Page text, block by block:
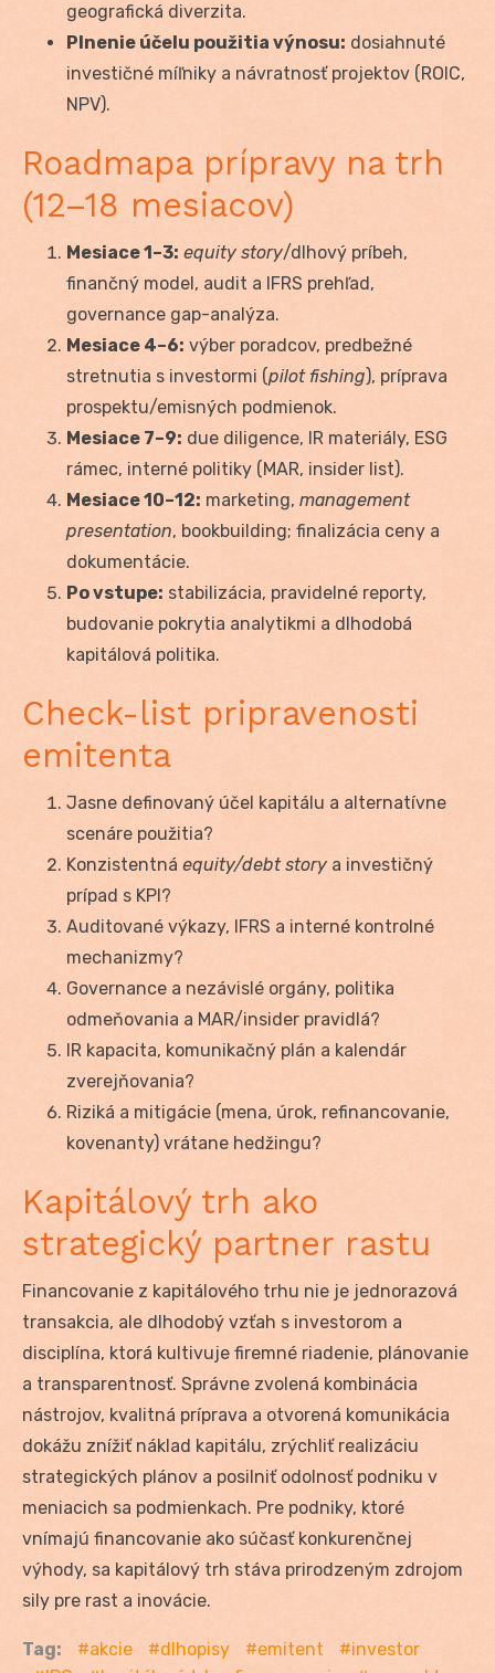
geografická diverzita.
Plnenie účelu použitia výnosu: dosiahnuté
investičné míľniky a návratnosť projektov (ROIC,
NPV).
Roadmapa prípravy na trh
(12–18 mesiacov)
Mesiace 1–3: equity story/dlhový príbeh,
finančný model, audit a IFRS prehľad,
governance gap-analýza.
Mesiace 4–6: výber poradcov, predbežné
stretnutia s investormi (pilot fishing), príprava
prospektu/emisných podmienok.
Mesiace 7–9: due diligence, IR materiály, ESG
rámec, interné politiky (MAR, insider list).
Mesiace 10–12: marketing, management
presentation, bookbuilding; finalizácia ceny a
dokumentácie.
Po vstupe: stabilizácia, pravidelné reporty,
budovanie pokrytia analytikmi a dlhodobá
kapitálová politika.
Check-list pripravenosti
emitenta
Jasne definovaný účel kapitálu a alternatívne
scenáre použitia?
Konzistentná equity/debt story a investičný
prípad s KPI?
Auditované výkazy, IFRS a interné kontrolné
mechanizmy?
Governance a nezávislé orgány, politika
odmeňovania a MAR/insider pravidlá?
IR kapacita, komunikačný plán a kalendár
zverejňovania?
Riziká a mitigácie (mena, úrok, refinancovanie,
kovenanty) vrátane hedžingu?
Kapitálový trh ako
strategický partner rastu
Financovanie z kapitálového trhu nie je jednorazová
transakcia, ale dlhodobý vzťah s investorom a
disciplína, ktorá kultivuje firemné riadenie, plánovanie
a transparentnosť. Správne zvolená kombinácia
nástrojov, kvalitná príprava a otvorená komunikácia
dokážu znížiť náklad kapitálu, zrýchliť realizáciu
strategických plánov a posilniť odolnosť podniku v
meniacich sa podmienkach. Pre podniky, ktoré
vnímajú financovanie ako súčasť konkurenčnej
výhody, sa kapitálový trh stáva prirodzeným zdrojom
sily pre rast a inovácie.
Tag: akcie dlhopisy emitent
investor